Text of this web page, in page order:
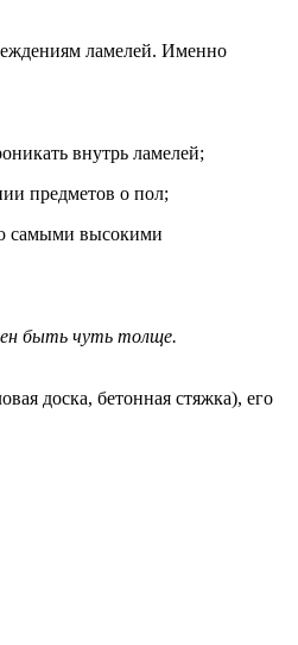
ламелей. Именно
внутрь ламелей;
предметов о пол;
самыми высокими
быть чуть толще.
доска, бетонная стяжка), его